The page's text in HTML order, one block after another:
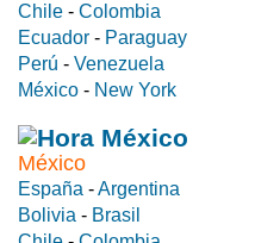
Chile - Colombia
Ecuador - Paraguay
Perú - Venezuela
México - New York
México
España -Argentina
Bolivia - Brasil